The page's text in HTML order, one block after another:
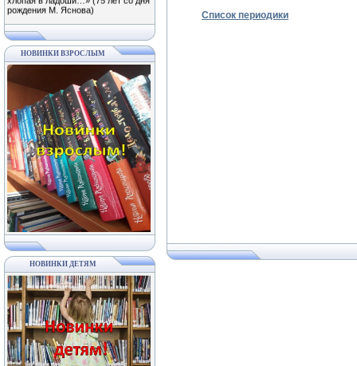
02.04 12-00 Ф№2
Забавные приключения по
страницам книг Михаила Яснова в
рамках Межрегиональной акции
«Громкая хлопая в ладоши» (75
лет со дня рождения детского
писателя)
02.04 11-00 Ф№6
Литературный праздник
«Полистаем смешные странички»
(в рамках Межрегиональной акции
«Громкая хлопая в ладоши» к 75-
летию М. Яснова)
02.04 11-00 Ф№7
День громкого чтения «Громко
хлопая в ладоши…» (75 лет со дня
рождения М. Яснова)
02.04 11-00 Ф№3
Литературная гостиная «Вместе с
книгой мы растем» (в рамках
Межрегиональной акции «Громкая
хлопая в ладоши»)
03.04; 10.04; 17.04; 24.04 11-30 ЦБ
Развлекательно-познавательные
мероприятия в рамках проекта
«Веселые субботы»
03.04 12-00 Ф№2
Познавательно-игровой час
«Здравствуйте, пернатые!»
(Международный день птиц)
03.04 11-00 Ф№6
Экологический праздник
НОВИНКИ ВЗРОСЛЫМ
НОВИНКИ ДЕТЯМ
Список периодики